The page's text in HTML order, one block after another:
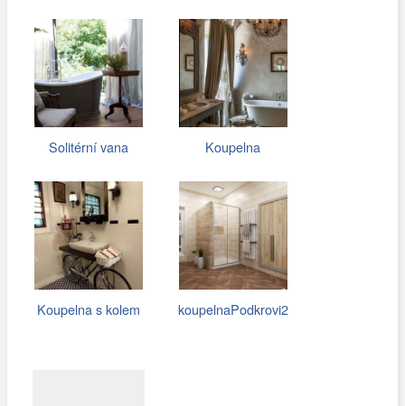
Solitérní vana Koupelna
Koupelna s kolem koupelnaPodkrovi2